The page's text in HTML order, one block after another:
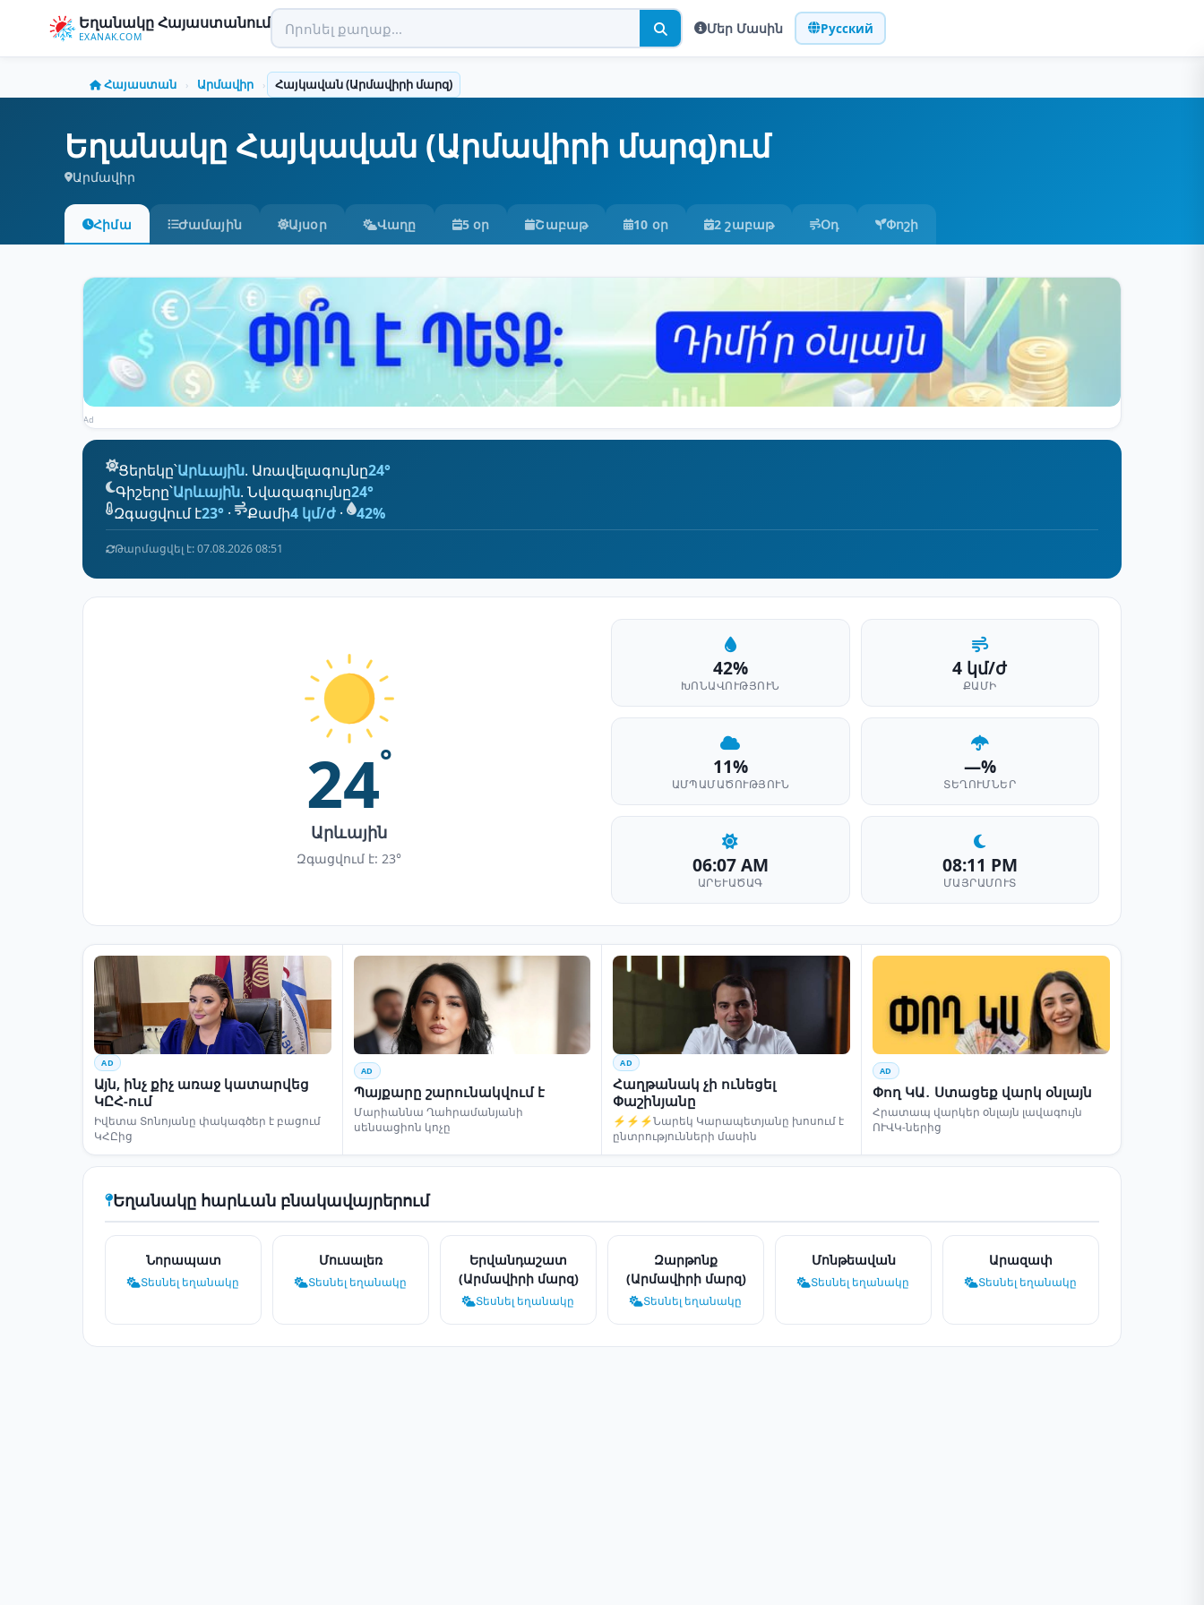
Եղանակը Հայաստանում
EXANAK.COM
Մեր Մասին Русский
Հայաստան › Արմավիր › Հայկավան (Արմավիրի մարզ)
Եղանակը Հայկավան (Արմավիրի մարզ)ում
Արմավիր
Հիմա Ժամային Այսօր Վաղը 5 օր Շաբաթ 10 օր 2 շաբաթ Օդ Փոշի
Ad
Ցերեկը՝Արևային. Առավելագույնը24°
Գիշերը՝Արևային. Նվազագույնը24°
Զգացվում է23° · Քամի4 կմ/ժ · 42%
Թարմացվել է: 07.08.2026 08:51
24°
Արևային
Զգացվում է: 23°
42%
ԽՈՆԱՎՈՒԹՅՈՒՆ
4 կմ/ժ
ՔԱՄԻ
11%
ԱՄՊԱՄԱԾՈՒԹՅՈՒՆ
—%
ՏԵՂՈՒՄՆԵՐ
06:07 AM
ԱՐԵՒԱԾԱԳ
08:11 PM
ՄԱՅՐԱՄՈՒՏ
AD
Այն, ինչ քիչ առաջ կատարվեց
ԿԸՀ-ում
Իվետա Տոնոյանը փակագծեր է բացում
ԿՀԸից
AD
Պայքարը շարունակվում է
Մարիաննա Ղահրամանյանի
սենսացիոն կոչը
AD
Հաղթանակ չի ունեցել
Փաշինյանը
⚡⚡⚡Նարեկ Կարապետյանը խոսում է
ընտրությունների մասին
AD
Փող ԿԱ․ Ստացեք վարկ օնլայն
Հրատապ վարկեր օնլայն լավագույն
ՈՒՎԿ-ներից
Եղանակը հարևան բնակավայրերում
Նորապատ
Տեսնել եղանակը
Մուսալեռ
Տեսնել եղանակը
Երվանդաշատ
(Արմավիրի մարզ)
Տեսնել եղանակը
Զարթոնք
(Արմավիրի մարզ)
Տեսնել եղանակը
Մոնթեավան
Տեսնել եղանակը
Արազափ
Տեսնել եղանակը